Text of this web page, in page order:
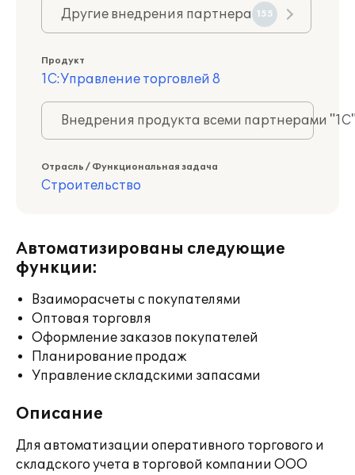
Другие внедрения партнера 155
Продукт
1С:Управление торговлей 8
Внедрения продукта всеми партнерами
Отрасль / Функциональная задача
Строительство
Автоматизированы следующие
функции:
Взаиморасчеты с покупателями
Оптовая торговля
Оформление заказов покупателей
Планирование продаж
Управление складскими запасами
Описание
Для автоматизации оперативного торгового и
складского учета в торговой компании ООО